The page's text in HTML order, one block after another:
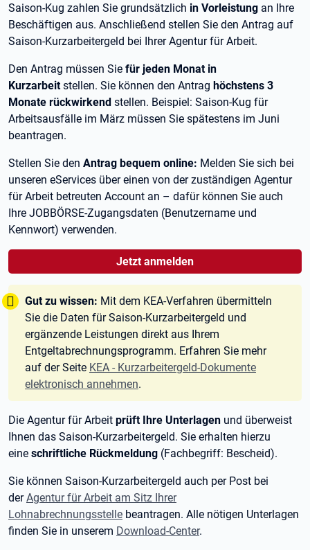
Saison-Kug zahlen Sie grundsätzlich in Vorleistung an Ihre
Beschäftigen aus. Anschließend stellen Sie den Antrag auf
Saison-Kurzarbeitergeld bei Ihrer Agentur für Arbeit.
Den Antrag müssen Sie für jeden Monat in
Kurzarbeitstellen. Sie können den Antrag höchstens 3
Monate rückwirkend stellen. Beispiel: Saison-Kug für
Arbeitsausfälle im März müssen Sie spätestens im Juni
beantragen.
Stellen Sie den Antrag bequem online: Melden Sie sich bei
unseren eServices über einen von der zuständigen Agentur
für Arbeit betreuten Account an – dafür können Sie auch
Ihre JOBBÖRSE-Zugangsdaten (Benutzername und
Kennwort) verwenden.
Jetzt anmelden
Tipp:
Gut zu wissen: Mit dem KEA-Verfahren übermitteln
Sie die Daten für Saison-Kurzarbeitergeld und
ergänzende Leistungen direkt aus Ihrem
Entgeltabrechnungsprogramm. Erfahren Sie mehr
auf der Seite KEA - Kurzarbeitergeld-Dokumente
elektronisch annehmen.
Die Agentur für Arbeit prüft Ihre Unterlagen und überweist
Ihnen das Saison-Kurzarbeitergeld. Sie erhalten hierzu
eine schriftliche Rückmeldung (Fachbegriff: Bescheid).
Sie können Saison-Kurzarbeitergeld auch per Post bei
derAgentur für Arbeit am Sitz Ihrer
Lohnabrechnungsstelle beantragen. Alle nötigen Unterlagen
finden Sie in unserem Download-Center.